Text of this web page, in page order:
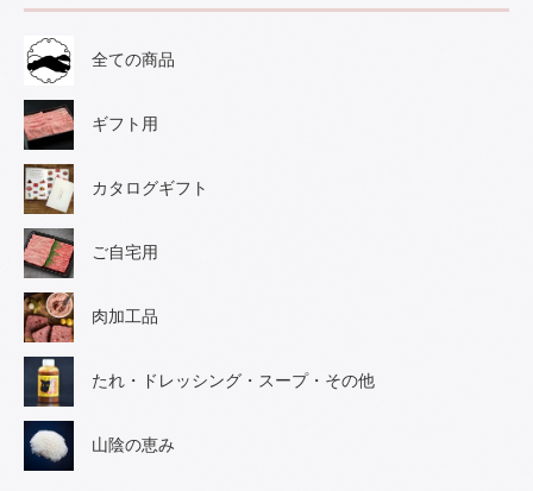
全ての商品
ギフト用
カタログギフト
ご自宅用
肉加工品
たれ・ドレッシング・スープ・その他
山陰の恵み